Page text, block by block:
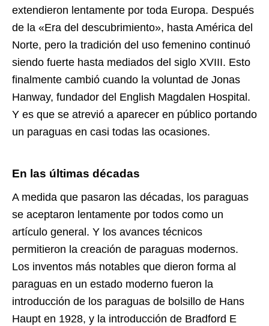
extendieron lentamente por toda Europa. Después
de la «Era del descubrimiento», hasta América del
Norte, pero la tradición del uso femenino continuó
siendo fuerte hasta mediados del siglo XVIII. Esto
finalmente cambió cuando la voluntad de Jonas
Hanway, fundador del English Magdalen Hospital.
Y es que se atrevió a aparecer en público portando
un paraguas en casi todas las ocasiones.
En las últimas décadas
A medida que pasaron las décadas, los paraguas
se aceptaron lentamente por todos como un
artículo general. Y los avances técnicos
permitieron la creación de paraguas modernos.
Los inventos más notables que dieron forma al
paraguas en un estado moderno fueron la
introducción de los paraguas de bolsillo de Hans
Haupt en 1928, y la introducción de Bradford E